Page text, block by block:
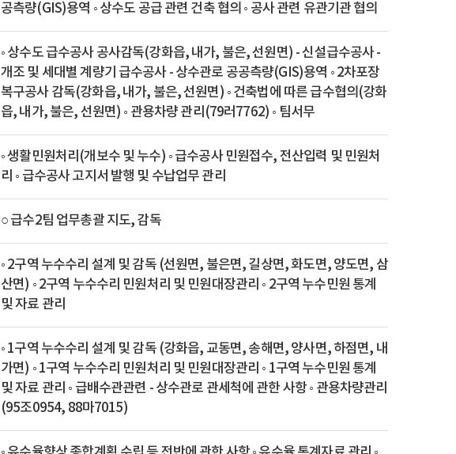
공측량(GIS)용역 ◦ 상수도 공급 관련 건축 협의 ◦ 공사 관련 유관기관 협의
◦ 상수도 급수공사 공사감독(강화읍, 내가, 불은, 선원면) - 신설급수공사 -
개조 및 세대별 계량기 급수공사 - 상수관로 공공측량(GIS)용역 ◦ 2차포장
복구공사 감독(강화읍, 내가, 불은, 선원면) ◦ 건축법에 따른 급수협의(강화
읍, 내가, 불은, 선원면) ◦ 관용차량 관리(79러7762) ◦ 팀서무
◦ 생활민원처리(개보수 및 누수) ◦ 급수공사 민원접수, 전산입력 및 민원처
리 ◦ 급수공사 고지서 발행 및 수납업무 관리
○ 급수2팀 업무총괄 지도, 감독
◦ 2구역 누수수리 설계 및 감독 (선원면, 불은면, 길상면, 화도면, 양도면, 삼
산면) ◦ 2구역 누수수리 민원처리 및 민원대장관리 ◦ 2구역 누수민원 통계
및 자료 관리
◦ 1구역 누수수리 설계 및 감독 (강화읍, 교동면, 송해면, 양사면, 하점면, 내
가면) ◦ 1구역 누수수리 민원처리 및 민원대장관리 ◦ 1구역 누수민원 통계
및 자료 관리 ◦ 급배수관관련 - 상수관로 관세척에 관한 사항 ◦ 관용차량관리
(95조0954, 88마7015)